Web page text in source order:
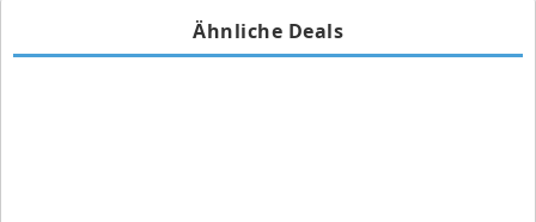
Ähnliche Deals